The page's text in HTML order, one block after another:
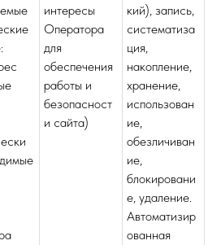
интересы
Оператора
для
обеспечения
работы и
безопасност
и сайта)
кий), запись,
систематиза
ция,
накопление,
хранение,
использован
ие,
обезличиван
ие,
блокировани
е, удаление.
Автоматизир
ованная